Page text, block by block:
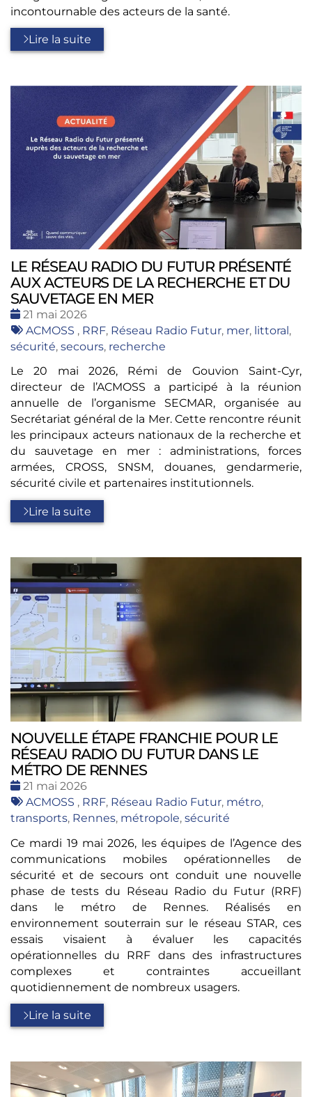
incontournable des acteurs de la santé.
Lire la suite
LE RÉSEAU RADIO DU FUTUR PRÉSENTÉ
AUX ACTEURS DE LA RECHERCHE ET DU
SAUVETAGE EN MER
Date
:
21 mai 2026
Tags
:
ACMOSS , RRF, Réseau Radio Futur, mer, littoral,
sécurité, secours, recherche
Le 20 mai 2026, Rémi de Gouvion Saint-Cyr,
directeur de l’ACMOSS a participé à la réunion
annuelle de l’organisme SECMAR, organisée au
Secrétariat général de la Mer. Cette rencontre réunit
les principaux acteurs nationaux de la recherche et
du sauvetage en mer : administrations, forces
armées, CROSS, SNSM, douanes, gendarmerie,
sécurité civile et partenaires institutionnels.
Lire la suite
NOUVELLE ÉTAPE FRANCHIE POUR LE
RÉSEAU RADIO DU FUTUR DANS LE
MÉTRO DE RENNES
Date
:
21 mai 2026
Tags
:
ACMOSS , RRF, Réseau Radio Futur, métro,
transports, Rennes, métropole, sécurité
Ce mardi 19 mai 2026, les équipes de l’Agence des
communications mobiles opérationnelles de
sécurité et de secours ont conduit une nouvelle
phase de tests du Réseau Radio du Futur (RRF)
dans le métro de Rennes. Réalisés en
environnement souterrain sur le réseau STAR, ces
essais visaient à évaluer les capacités
opérationnelles du RRF dans des infrastructures
complexes et contraintes accueillant
quotidiennement de nombreux usagers.
Lire la suite